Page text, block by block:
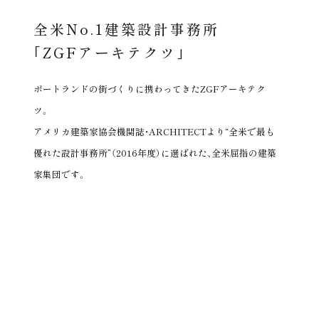
全米No.1建築設計事務所
｢ZGFアーキテクツ｣
ポートランドの街づくりに携わってきたZGFアーキテク
ツ。
アメリカ建築家協会機関誌・ARCHITECTより“全米で最も
優れた設計事務所”（2016年度）に選ばれた、全米屈指の建築
家集団です。